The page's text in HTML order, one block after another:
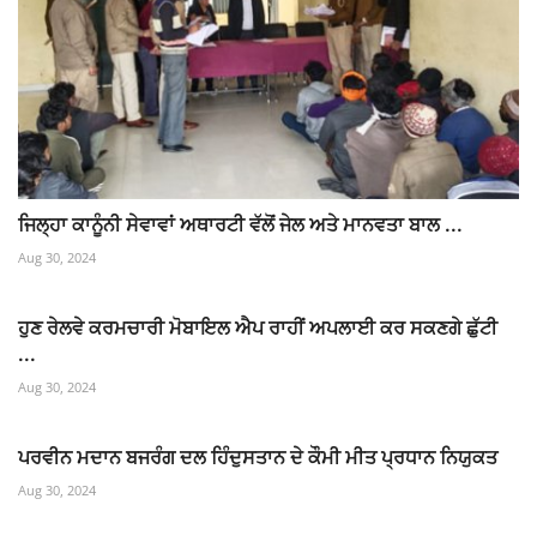
ਜਿਲ੍ਹਾ ਕਾਨੂੰਨੀ ਸੇਵਾਵਾਂ ਅਥਾਰਟੀ ਵੱਲੋਂ ਜੇਲ ਅਤੇ ਮਾਨਵਤਾ ਬਾਲ ...
Aug 30, 2024
ਹੁਣ ਰੇਲਵੇ ਕਰਮਚਾਰੀ ਮੋਬਾਇਲ ਐਪ ਰਾਹੀਂ ਅਪਲਾਈ ਕਰ ਸਕਣਗੇ ਛੁੱਟੀ
...
Aug 30, 2024
ਪਰਵੀਨ ਮਦਾਨ ਬਜਰੰਗ ਦਲ ਹਿੰਦੁਸਤਾਨ ਦੇ ਕੌਮੀ ਮੀਤ ਪ੍ਰਧਾਨ ਨਿਯੁਕਤ
Aug 30, 2024